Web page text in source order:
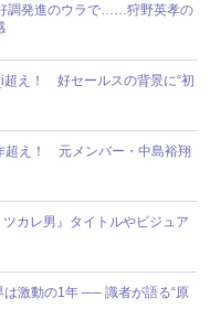
調発進のウラで……狩野英孝の
超え！ 好セールスの背景に“初
超え！ 元メンバー・中島裕翔
カレ男』タイトルやビジュア
は激動の1年 ── 識者が語る“原